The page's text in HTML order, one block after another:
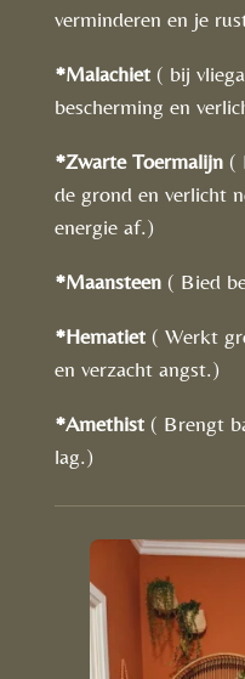
verminderen en je
*Malachiet( bij
bescherming en
*Zwarte Toermalijn(
de grond en verlicht
energie af.)
*Maansteen( Bied
*Hematiet( Werkt
en verzacht angst.)
*Amethist( Brengt
lag.)